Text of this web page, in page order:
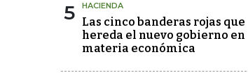
5 HACIENDA
Las cinco banderas rojas que
hereda el nuevo gobierno en
materia económica